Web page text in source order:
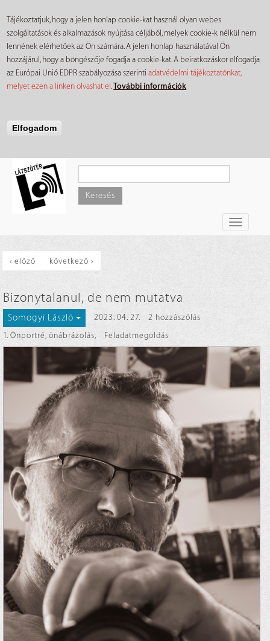
Tájékoztatjuk, hogy a jelen honlap cookie-kat használ olyan webes
szolgáltatások és alkalmazások nyújtása céljából, melyek cookie-k nélkül nem
lennének elérhetőek az Ön számára. A jelen honlap használatával Ön
hozzájárul, hogy a böngészője fogadja a cookie-kat. A beiratkozáskor elfogadja
az Európai Unió EDPR szabályozása szerintiadatvédelmi tájékoztatónkat,
melyet ezen a linken olvashat el.További információk
Elfogadom
tartalomra
Keresés
Toggle
‹ előző következő ›
Bizonytalanul, de nem mutatva
Somogyi László 2023. 04. 27.
2 hozzászólás
1. Önportré, önábrázolás, Feladatmegoldás